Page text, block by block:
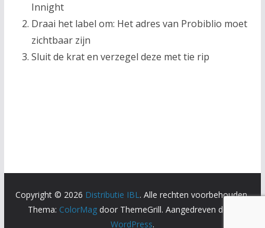
Innight
Draai het label om: Het adres van Probiblio moet
zichtbaar zijn
Sluit de krat en verzegel deze met tie rip
Copyright © 2026 Distributie IBL. Alle rechten voorbehouden.
Thema: ColorMag door ThemeGrill. Aangedreven door
WordPress.